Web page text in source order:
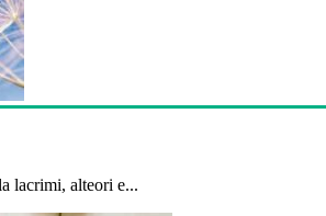
lacrimi, alteori e...